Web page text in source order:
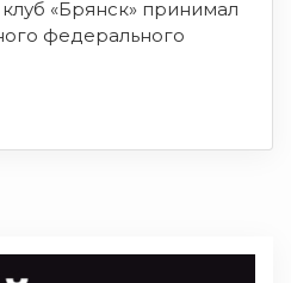
«Брянск» принимал
федерального